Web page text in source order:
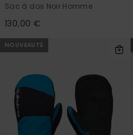
Sac à dos Noir Homme
130,00 €
NOUVEAUTÉ